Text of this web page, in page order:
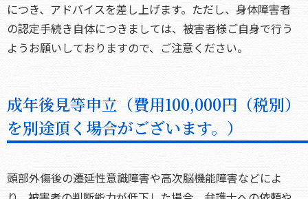
につき、アドバイスを差し上げます。ただし、身体障害者
の認定手続き自体につきましては、被害者様ご自身で行う
ようお願いしておりますので、ご注意ください。
成年後見等申立（費用100,000円（税別）
を別途頂く場合がございます。）
頭部外傷後の遷延性意識障害や高次脳機能障害などによ